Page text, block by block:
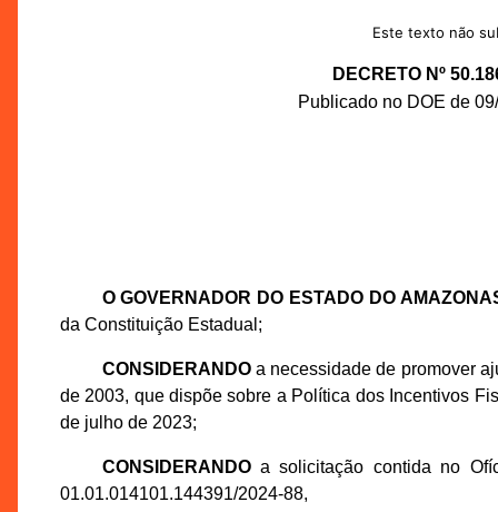
Este texto não
DECRETO Nº
Publicado no DOE de
O GOVERNADOR DO ESTADO DO
da Constituição Estadual;
CONSIDERANDOa necessidade de promover
de 2003, que dispõe sobre a Política dos Incentivos
de julho de 2023;
CONSIDERANDOa solicitação contida no
01.01.014101.144391/2024-88,